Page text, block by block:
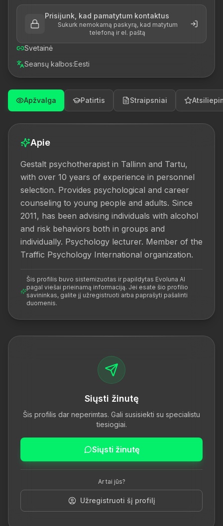
Prisijunk, kad pamatytum kontaktus
Sukurk nemokamą paskyrą, kad matytum
telefoną ir el. paštą
Svetainė
Seansų kalbos:Eesti
Apžvalga Patirtis Straipsniai
Apie
Gestalt psychotherapist in Tallinn and Tartu,
with over 10 years of experience in personnel
selection. Provides psychological and career
counseling to young people and adults. Since
2011, has been advising individuals with alcohol
and risk behaviors both in groups and
individually. Psychology lecturer. Member of the
Traffic Psychology International organization.
Šis profilis buvo sistemizuotas ir papildytas Evoluna AI
pagal viešai prieinamą informaciją. Jei esate šio profilio
savininkas, galite jį užregistruoti arba paprašyti pašalinti
duomenis.
Siųsti žinutę
Šis profilis dar neperimtas. Gali susisiekti su specialistu
tiesiogiai.
Siųsti žinutę
Ar tai jūs?
Užregistruoti šį profilį